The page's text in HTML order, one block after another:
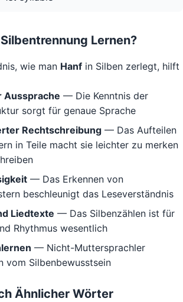
Lernen?
wie man Hanf in Silben zerlegt, hilft
Aussprache — Die Kenntnis der
sorgt für genaue Sprache
Rechtschreibung — Das Aufteilen
in Teile macht sie leichter zu merken
— Das Erkennen von
beschleunigt das Leseverständnis
Liedtexte — Das Silbenzählen ist für
Rhythmus wesentlich
— Nicht-Muttersprachler
vom Silbenbewusstsein
Ähnlicher Wörter